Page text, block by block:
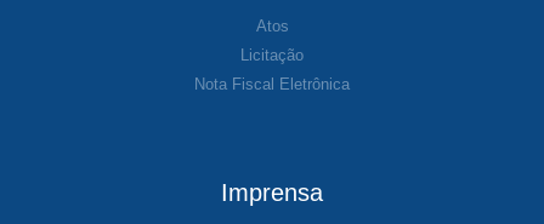
Atos
Licitação
Nota Fiscal Eletrônica
Imprensa